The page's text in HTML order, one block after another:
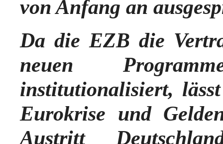
von Anfang an
Da die EZB die
neuen
institutionalisiert,
Eurokrise und
Austritt